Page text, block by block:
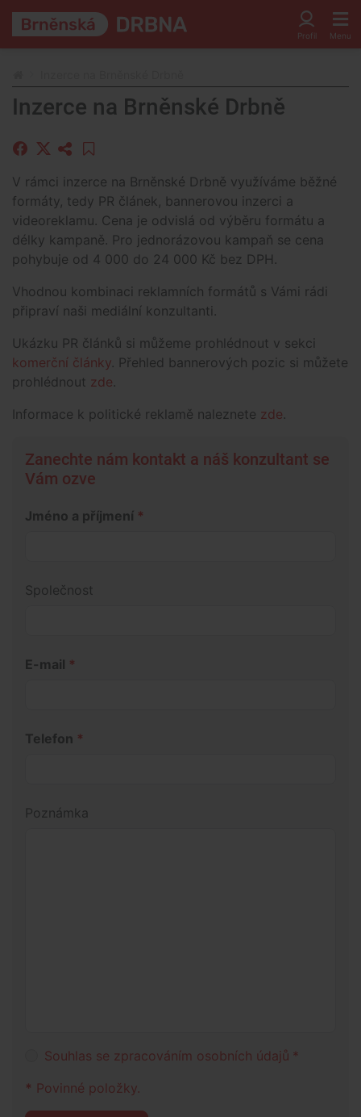
Inzerce na Brněnské Drbně
V rámci inzerce na Brněnské Drbně využíváme běžné
formáty, tedy PR článek, bannerovou inzerci a
videoreklamu. Cena je odvislá od výběru formátu a
délky kampaně. Pro jednorázovou kampaň se cena
pohybuje od 4 000 do 24 000 Kč bez DPH.
Vhodnou kombinaci reklamních formátů s Vámi rádi
připraví naši mediální konzultanti.
Ukázku PR článků si můžeme prohlédnout v sekci
komerční články. Přehled bannerových pozic si můžete
prohlédnout zde.
Informace k politické reklamě naleznete zde.
Zanechte nám kontakt a náš konzultant se
Vám ozve
Jméno a příjmení *
Společnost
E-mail *
Telefon *
Poznámka
Souhlas se zpracováním osobních údajů *
* Povinné položky.